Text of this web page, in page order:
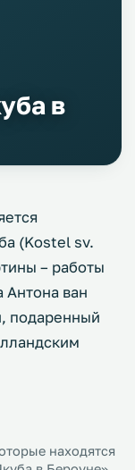
в
(Kostel sv.
– работы
Антона ван
подаренный
находятся